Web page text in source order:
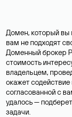
Домен, который вы
вам не подходят
Доменный брокер
стоимость
владельцем,
окажет
согласованной с
удалось —
задачи.